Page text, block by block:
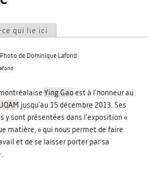
ce qui lie ici
Ying Gao est à l'honneur au
jusqu'au 15 décembre 2013. Ses
y sont présentées dans l'exposition «
matière, » qui nous permet de faire
et de se laisser porter par sa